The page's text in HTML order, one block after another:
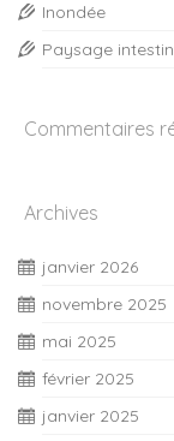
Inondée
Paysage
Commentaires
Archives
janvier 2026
novembre 2025
mai 2025
février 2025
janvier 2025